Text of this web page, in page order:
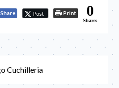
Share Post Print 0
Shares
Cuchilleria